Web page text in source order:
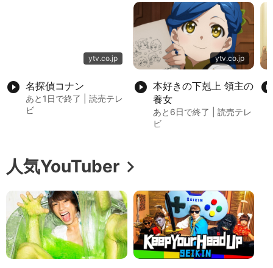
ytv.co.jp
play_circle_filled 名探偵コナン
あと1日で終了 | 読売テレ
ビ
ytv.co.jp
play_circle_filled 本好きの下剋上 領主の
養女
あと6日で終了 | 読売テレ
ビ
人気YouTuber chevron_right